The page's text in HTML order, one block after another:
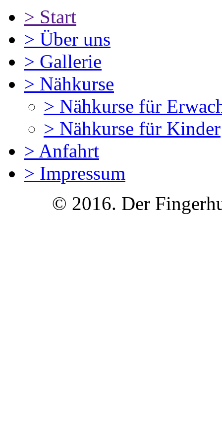
> Start
> Über uns
> Gallerie
> Nähkurse
> Nähkurse für
> Nähkurse für Kinder
> Anfahrt
> Impressum
© 2016. Der